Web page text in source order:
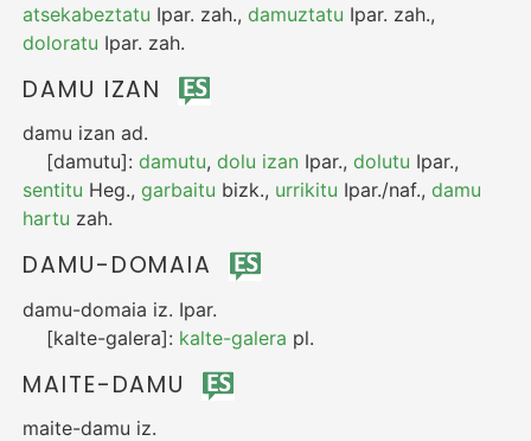
atsekabeztatu Ipar. zah.,damuztatu Ipar. zah.,
doloratu Ipar. zah.
DAMU IZAN
damu izan ad.
[damutu]:damutu,dolu izan Ipar.,dolutu Ipar.,
sentitu Heg.,garbaitu bizk., urrikitu Ipar./naf.,damu
hartu zah.
DAMU-DOMAIA
damu-domaia iz. Ipar.
[kalte-galera]: kalte-galera pl.
MAITE-DAMU
maite-damu iz.